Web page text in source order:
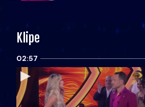
Klipe
02:57